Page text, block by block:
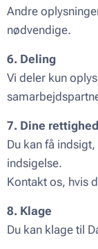
Andre
nødvendige.
6. Deling
Vi deler kun
7. Dine
Du kan få
indsigelse.
Kontakt os, hvis
8. Klage
Du kan klage til